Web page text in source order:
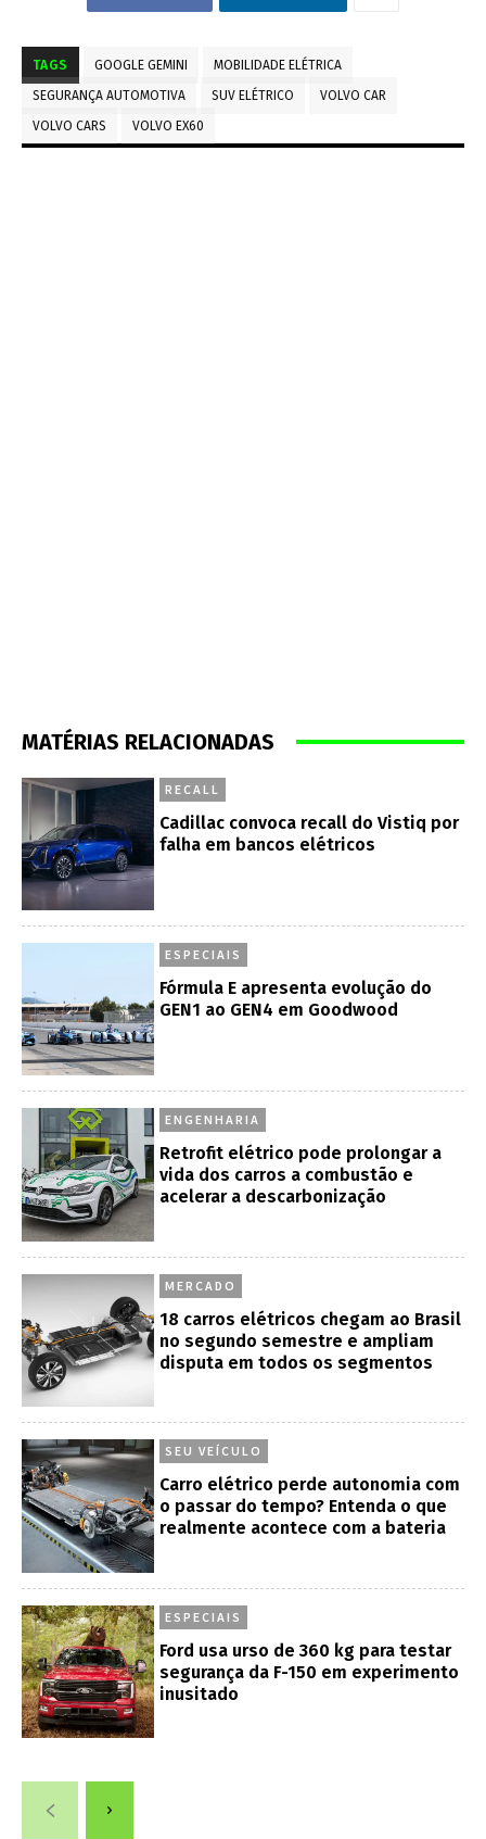
TAGS GOOGLE GEMINI
MOBILIDADE ELÉTRICA
SEGURANÇA AUTOMOTIVA
SUV ELÉTRICO
VOLVO CAR
VOLVO CARS
VOLVO EX60
MATÉRIAS RELACIONADAS
RECALL
Cadillac convoca recall do Vistiq por
falha em bancos elétricos
ESPECIAIS
Fórmula E apresenta evolução do
GEN1 ao GEN4 em Goodwood
ENGENHARIA
Retrofit elétrico pode prolongar a
vida dos carros a combustão e
acelerar a descarbonização
MERCADO
18 carros elétricos chegam ao Brasil
no segundo semestre e ampliam
disputa em todos os segmentos
SEU VEÍCULO
Carro elétrico perde autonomia com
o passar do tempo? Entenda o que
realmente acontece com a bateria
ESPECIAIS
Ford usa urso de 360 kg para testar
segurança da F-150 em experimento
inusitado